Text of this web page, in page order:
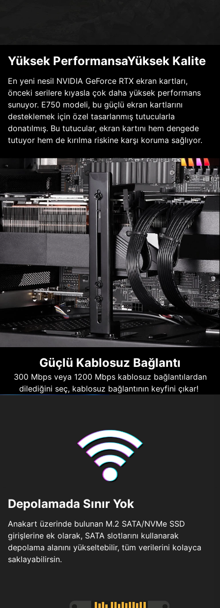
Yüksek PerformansaYüksek Kalite
En yeni nesil NVIDIA GeForce RTX ekran kartları,
önceki serilere kıyasla çok daha yüksek performans
sunuyor. E750 modeli, bu güçlü ekran kartlarını
desteklemek için özel tasarlanmış tutucularla
donatılmış. Bu tutucular, ekran kartını hem dengede
tutuyor hem de kırılma riskine karşı koruma sağlıyor.
Güçlü Kablosuz Bağlantı
300 Mbps veya 1200 Mbps kablosuz bağlantılardan
dilediğini seç, kablosuz bağlantının keyfini çıkar!
Depolamada Sınır Yok
Anakart üzerinde bulunan M.2 SATA/NVMe SSD
girişlerine ek olarak, SATA slotlarını kullanarak
depolama alanını yükseltebilir, tüm verilerini kolayca
saklayabilirsin.